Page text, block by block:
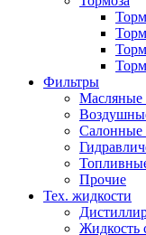
Фильтры
Масляные
Салонные
Прочие
Тех. жидкости
Жидкость